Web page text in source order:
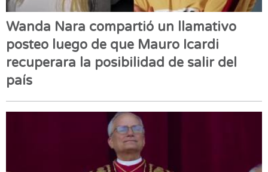
Wanda Nara compartió un llamativo
posteo luego de que Mauro Icardi
recuperara la posibilidad de salir del
país